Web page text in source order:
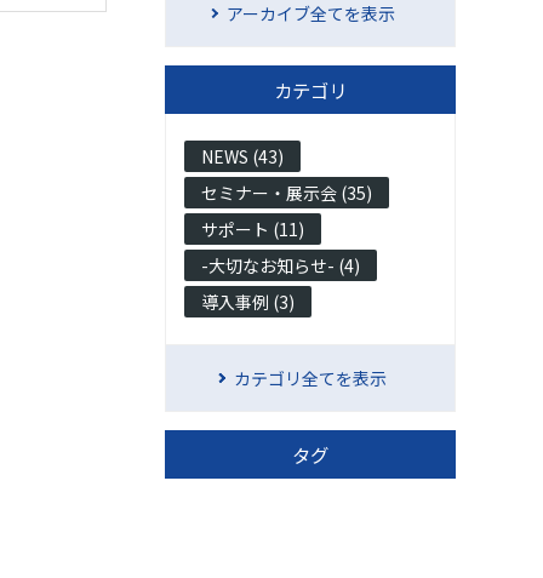
アーカイブ全てを表示
カテゴリ
NEWS (43)
セミナー・展示会 (35)
サポート (11)
-大切なお知らせ- (4)
導入事例 (3)
カテゴリ全てを表示
タグ